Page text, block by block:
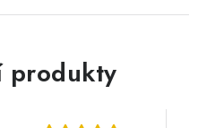
produkty